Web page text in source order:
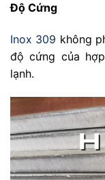
Độ Cứng
Inox 309 không
độ cứng của
lạnh.